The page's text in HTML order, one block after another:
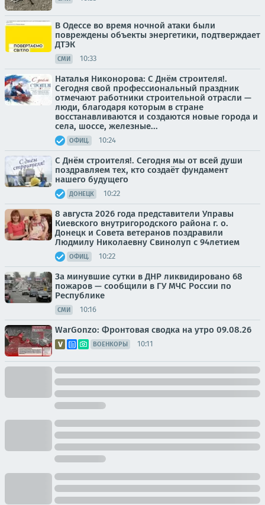
В Одессе во время ночной атаки были
повреждены объекты энергетики, подтверждает
ДТЭК
СМИ 10:33
Наталья Никонорова: С Днём строителя!.
Сегодня свой профессиональный праздник
отмечают работники строительной отрасли —
люди, благодаря которым в стране
восстанавливаются и создаются новые города и
села, шоссе, железные...
ОФИЦ. 10:24
С Днём строителя!. Сегодня мы от всей души
поздравляем тех, кто создаёт фундамент
нашего будущего
ДОНЕЦК 10:22
8 августа 2026 года представители Управы
Киевского внутригородского района г. о.
Донецк и Совета ветеранов поздравили
Людмилу Николаевну Свинолуп с 94летием
ОФИЦ. 10:22
За минувшие сутки в ДНР ликвидировано 68
пожаров — сообщили в ГУ МЧС России по
Республике
СМИ 10:16
WarGonzo: Фронтовая сводка на утро 09.08.26
ВОЕНКОРЫ 10:11